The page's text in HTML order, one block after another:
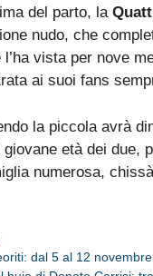
del parto, la
nudo, che
vista per nove
ai suoi fans
la piccola avrà
età dei due,
numerosa,
dal 5 al 12